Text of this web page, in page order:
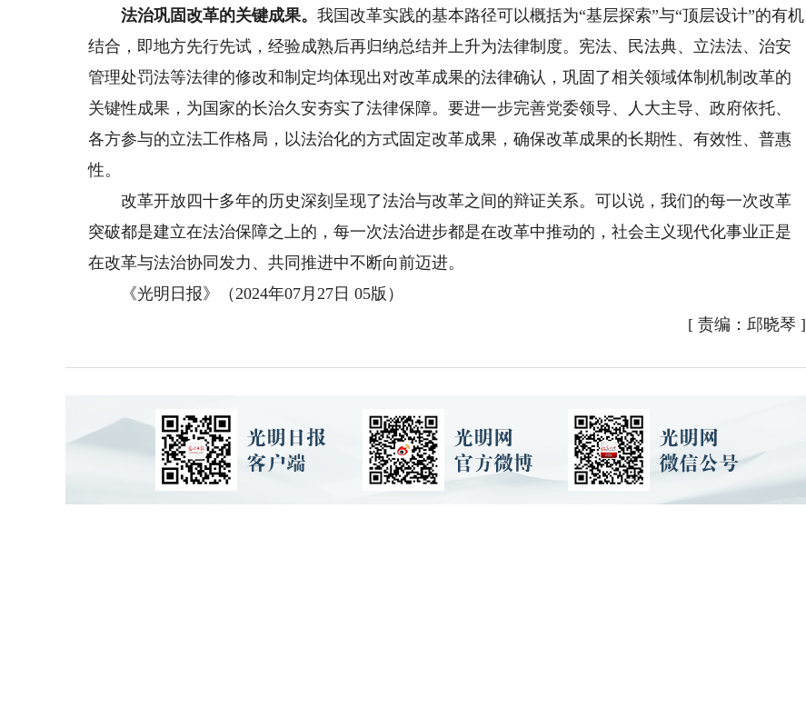
法治巩固改革的关键成果。我国改革实践的基本路径可以概括为“基层探索”与“顶层设计”的有机
结合，即地方先行先试，经验成熟后再归纳总结并上升为法律制度。宪法、民法典、立法法、治安
管理处罚法等法律的修改和制定均体现出对改革成果的法律确认，巩固了相关领域体制机制改革的
关键性成果，为国家的长治久安夯实了法律保障。要进一步完善党委领导、人大主导、政府依托、
各方参与的立法工作格局，以法治化的方式固定改革成果，确保改革成果的长期性、有效性、普惠
性。
改革开放四十多年的历史深刻呈现了法治与改革之间的辩证关系。可以说，我们的每一次改革
突破都是建立在法治保障之上的，每一次法治进步都是在改革中推动的，社会主义现代化事业正是
在改革与法治协同发力、共同推进中不断向前迈进。
《光明日报》（2024年07月27日 05版）
[ 责编：邱晓琴 ]